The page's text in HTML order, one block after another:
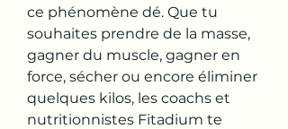
ce phénomène dé. Que tu
souhaites prendre de la masse,
gagner du muscle, gagner en
force, sécher ou encore éliminer
quelques kilos, les coachs et
nutritionnistes Fitadium te